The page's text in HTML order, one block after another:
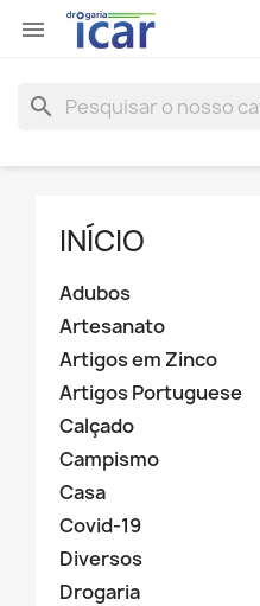

search
INÍCIO
Adubos
Artesanato
Artigos em Zinco
Artigos Portuguese
Calçado
Campismo
Casa
Covid-19
Diversos
Drogaria